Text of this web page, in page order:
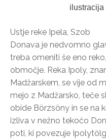
ilustracija
Ustje reke Ipela, Szob
Donava je nedvomno
treba omeniti še eno
območje. Reka Ipoly,
Madžarskem, se vije od
mejo z Madžarsko, teče
obide Börzsöny in se na
izliva v nežno tekočo
poti, ki povezuje